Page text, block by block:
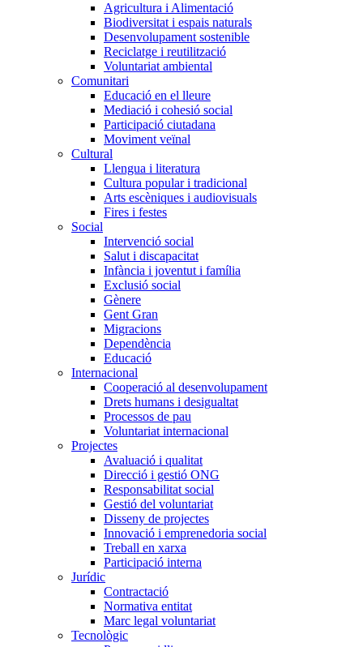
Agricultura i Alimentació
Biodiversitat i espais naturals
Desenvolupament sostenible
Reciclatge i reutilització
Voluntariat ambiental
Comunitari
Educació en el lleure
Mediació i cohesió social
Participació ciutadana
Moviment veïnal
Cultural
Llengua i literatura
Cultura popular i tradicional
Arts escèniques i audiovisuals
Fires i festes
Social
Intervenció social
Salut i discapacitat
Infància i joventut i família
Exclusió social
Gènere
Gent Gran
Migracions
Dependència
Educació
Internacional
Cooperació al desenvolupament
Drets humans i desigualtat
Processos de pau
Voluntariat internacional
Projectes
Avaluació i qualitat
Direcció i gestió ONG
Responsabilitat social
Gestió del voluntariat
Disseny de projectes
Innovació i emprenedoria social
Treball en xarxa
Participació interna
Jurídic
Contractació
Normativa entitat
Marc legal voluntariat
Tecnològic